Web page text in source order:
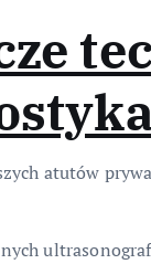
atutów